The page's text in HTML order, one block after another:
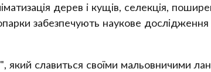
дерев і кущів, селекція,
забезпечують наукове дослідження
який славиться своїми мальовничими